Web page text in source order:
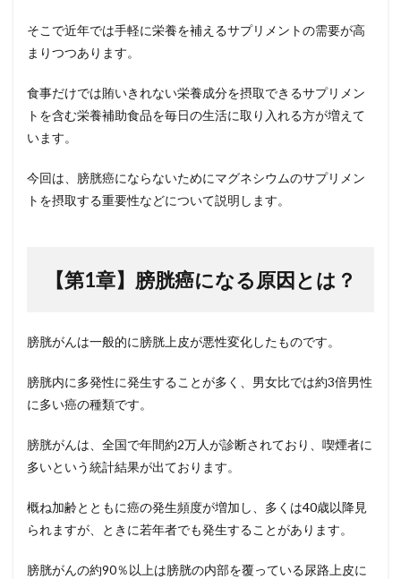
引用
文献
著者
につ
M先生
そこで近年では手軽に栄養を補えるサプリメントの需要が高
まりつつあります。
食事だけでは賄いきれない栄養成分を摂取できるサプリメン
トを含む栄養補助食品を毎日の生活に取り入れる方が増えて
います。
今回は、膀胱癌にならないためにマグネシウムのサプリメン
トを摂取する重要性などについて説明します。
【第1章】膀胱癌になる原因とは？
膀胱がんは一般的に膀胱上皮が悪性変化したものです。
膀胱内に多発性に発生することが多く、男女比では約3倍男性
に多い癌の種類です。
膀胱がんは、全国で年間約2万人が診断されており、喫煙者に
多いという統計結果が出ております。
概ね加齢とともに癌の発生頻度が増加し、多くは40歳以降見
られますが、ときに若年者でも発生することがあります。
膀胱がんの約90％以上は膀胱の内部を覆っている尿路上皮に